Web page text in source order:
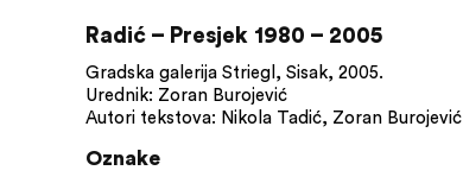
Radić – Presjek 1980 – 2005
Gradska galerija Striegl, Sisak, 2005.
Urednik: Zoran Burojević
Autori tekstova: Nikola Tadić, Zoran Burojević
Oznake